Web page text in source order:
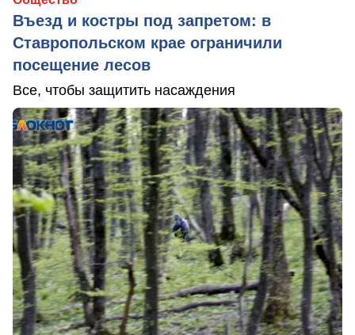
Въезд и костры под запретом: в
Ставропольском крае ограничили
посещение лесов
Все, чтобы защитить насаждения